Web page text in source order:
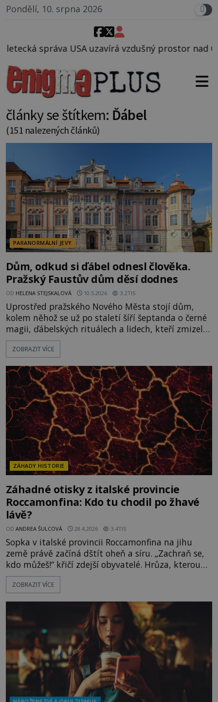
Pondělí, 10. srpna 2026
vzdušný prostor nad Oblastí 51, mohlo to
články se štítkem: Ďábel
(151 nalezených článků)
PARANORMÁLNÍ JEVY
Dům, odkud si ďábel odnesl člověka.
Pražský Faustův dům děsí dodnes
OD HELENA STEJSKALOVÁ 10.5.2026 3.2TIS
Uprostřed pražského Nového Města stojí dům,
kolem něhož se už po staletí šíří šeptanda o černé
magii, ďábelských rituálech a lidech, kteří zmizeli
beze stopy. Stačí projít kolem po setmění a člověk
má pocit, že se okna dívají zpátky. Faustův dům
něm žije dodnes. Večer padá na dlažbu Karlova
náměstí a barokní fasáda domu se pomalu noří do
stínu. Tur
ZOBRAZIT VÍCE
ZÁHADY HISTORIE
Záhadné otisky z italské provincie
Roccamonfina: Kdo tu chodil po žhavé
lávě?
OD ANDREA ŠULCOVÁ 28.4.2026 3.4TIS
Sopka v italské provincii Roccamonfina na jihu
země právě začíná dštít oheň a síru. „Zachraň se,
kdo můžeš!“ křičí zdejší obyvatelé. Hrůza, kterou
sopka rozpoutá, se nedá slovy popsat. Když je
peklo konečně u konce, všichni se z toho snaží
nevzrušeně. Jak je možné, že s nimi hrůzné
události nic nedělají
ZOBRAZIT VÍCE